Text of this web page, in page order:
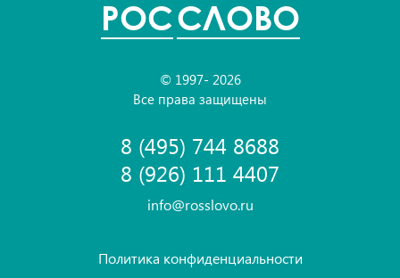
POCСЛОВО
© 1997- 2026
Все права защищены
8 (495) 744 8688
8 (926) 111 4407
info@rosslovo.ru
Политика конфиденциальности